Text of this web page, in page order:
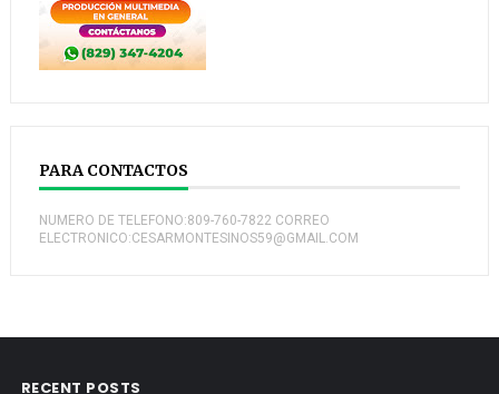
PARA CONTACTOS
NUMERO DE TELEFONO:809-760-7822 CORREO
ELECTRONICO:CESARMONTESINOS59@GMAIL.COM
RECENT POSTS